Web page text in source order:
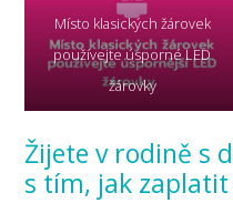
Místo klasických žárovek
používejte úsporné LED
žárovky
Žijete v rodině s
s tím, jak